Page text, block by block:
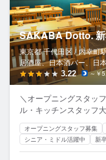
SAKABA Dotto.
東京都 千代田区 / 内幸町
居酒屋、日本酒バー、日
3.22 ～￥
＼オープニングスタッ
ル・キッチンスタッフ
オープニングスタッフ募集
シニア・ミドル活躍中
新